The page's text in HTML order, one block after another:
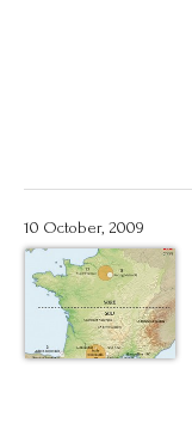
10 October, 2009